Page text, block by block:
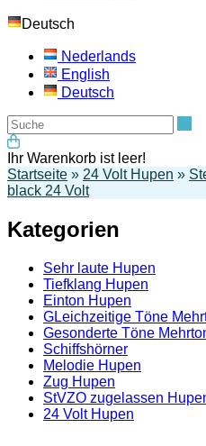
Deutsch
Nederlands
English
Deutsch
Ihr Warenkorb ist leer!
Startseite » 24 Volt Hupen »
black 24 Volt
Kategorien
Sehr laute Hupen
Tiefklang Hupen
Einton Hupen
GLeichzeitige Töne
Gesonderte Töne
Schiffshörner
Melodie Hupen
Zug Hupen
StVZO zugelassen
24 Volt Hupen